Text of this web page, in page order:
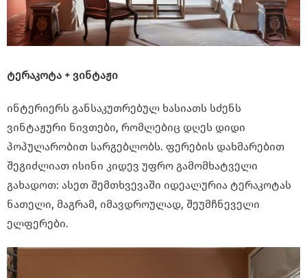
ტერაკოტა + ვინტაჟი
ინტერიერს განსაკუთრებულ ხასიათს სძენს
ვინტაჟური ნივთები, რომლებიც დღეს დიდი
პოპულარობით სარგებლობს. ფერების დახმარებით
შეგიძლიათ ისინი კიდევ უფრო გამომხატველი
გახადოთ: ასეთ შემთხვევაში იდეალურია ტერაკოტას
ნათელი, მაგრამ, იმავდროულად, შეუმჩნეველი
ელფერები.